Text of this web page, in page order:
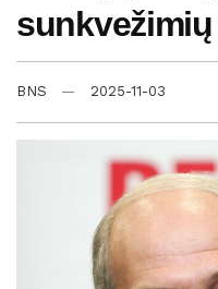
BNS 2025-11-03